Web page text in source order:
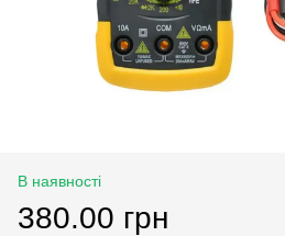
В наявності
380.00 грн